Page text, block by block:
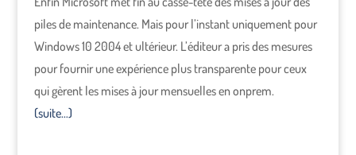
piles de maintenance. Mais pour l’instant uniquement pour
Windows 10 2004 et ultérieur. L’éditeur a pris des mesures
pour fournir une expérience plus transparente pour ceux
qui gèrent les mises à jour mensuelles en onprem.
(suite…)